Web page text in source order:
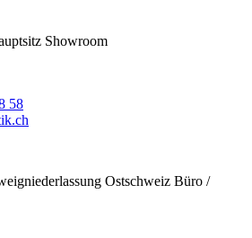
Showroom
58
Ostschweiz Büro /